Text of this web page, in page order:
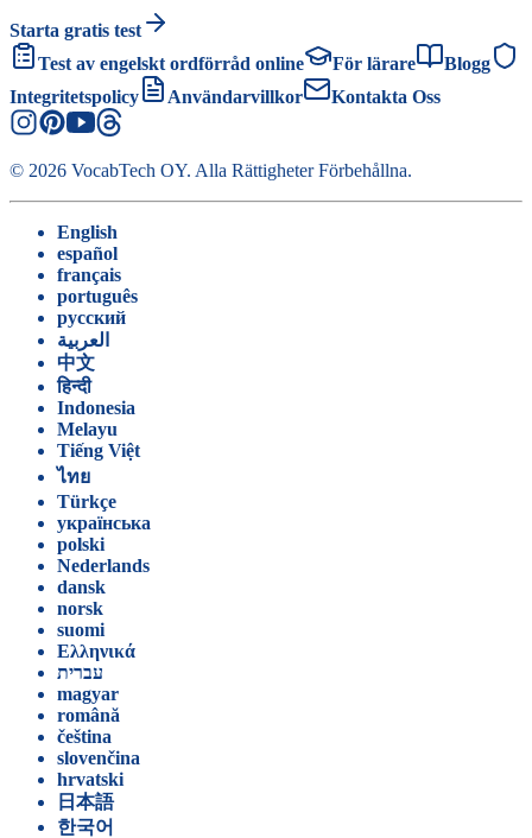
Starta gratis test
Test av engelskt ordförråd online
För lärare
Blogg
Integritetspolicy
Användarvillkor Kontakta Oss
© 2026 VocabTech OY. Alla Rättigheter Förbehållna.
English
español
français
português
русский
العربية
中文
हिन्दी
Indonesia
Melayu
Tiếng Việt
ไทย
Türkçe
українська
polski
Nederlands
dansk
norsk
suomi
Ελληνικά
עברית
magyar
română
čeština
slovenčina
hrvatski
日本語
한국어